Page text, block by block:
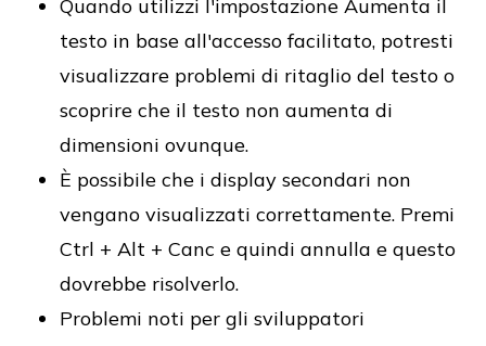
Quando utilizzi l'impostazione Aumenta il
testo in base all'accesso facilitato, potresti
visualizzare problemi di ritaglio del testo o
scoprire che il testo non aumenta di
dimensioni ovunque.
È possibile che i display secondari non
vengano visualizzati correttamente. Premi
Ctrl + Alt + Canc e quindi annulla e questo
dovrebbe risolverlo.
Problemi noti per gli sviluppatori